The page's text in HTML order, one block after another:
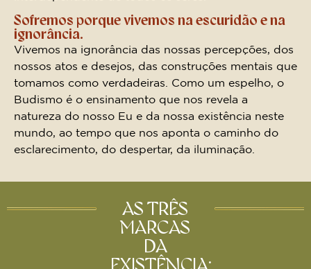
Sofremos porque vivemos na escuridão e na
ignorância.
Vivemos na ignorância das nossas percepções, dos
nossos atos e desejos, das construções mentais que
tomamos como verdadeiras. Como um espelho, o
Budismo é o ensinamento que nos revela a
natureza do nosso Eu e da nossa existência neste
mundo, ao tempo que nos aponta o caminho do
esclarecimento, do despertar, da iluminação.
AS TRÊS
MARCAS
DA
EXISTÊNCIA: